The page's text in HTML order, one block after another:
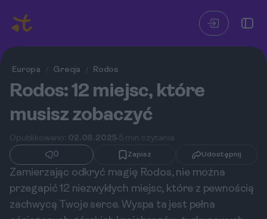
Europa / Grecja / Rodos
Rodos: 12 miejsc, które
musisz zobaczyć
Opublikowano: 02.08.2025 5 min czytania
0
Zapisz Udostępnij
Zamierzając odkryć magię Rodos, nie można
przegapić 12 niezwykłych miejsc, które z pewnością
zachwycą Twoje serce. Wyspa ta jest pełna